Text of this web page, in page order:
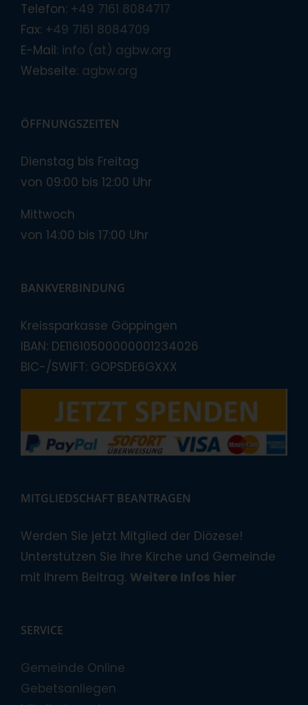
Telefon: +49 7161 8084717
Fax: +49 7161 8084709
E-Mail: info (at) agbw.org
Webseite: agbw.org
ÖFFNUNGSZEITEN
Dienstag bis Freitag
von 09:00 bis 12:00 Uhr
Mittwoch
von 14:00 bis 17:00 Uhr
BANKVERBINDUNG
Kreissparkasse Göppingen
IBAN: DE11610500000001234026
BIC-/SWIFT: GOPSDE6GXXX
MITGLIEDSCHAFT BEANTRAGEN
Werden Sie jetzt Mitglied der Diözese!
Unterstützen Sie Ihre Kirche und Gemeinde
mit Ihrem Beitrag. Weitere Infos hier
SERVICE
Gemeinde Online
Gebetsanliegen